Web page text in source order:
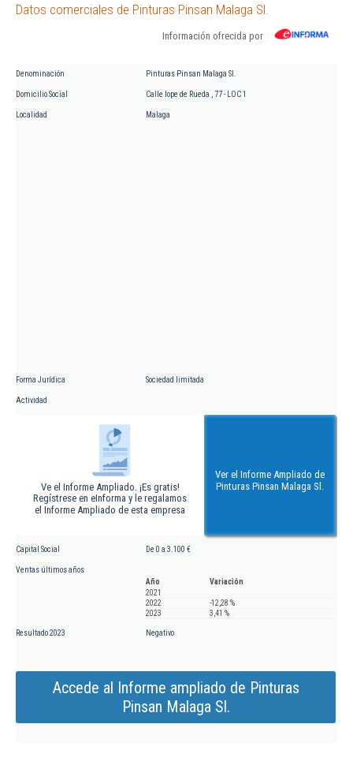
Datos comerciales de Pinturas Pinsan Malaga Sl.
Información ofrecida por
Denominación Pinturas Pinsan Malaga Sl.
Domicilio Social Calle lope de Rueda , 77 - LOC 1
Localidad Malaga
Forma Jurídica Sociedad limitada
Actividad
Ve el Informe Ampliado. ¡Es gratis!
Regístrese en eInforma y le regalamos
el Informe Ampliado de esta empresa
Ver el Informe Ampliado de
Pinturas Pinsan Malaga Sl.
Capital Social De 0 a 3.100 €
Ventas últimos años
Año
Variación
2021
2022
-12,28 %
2023
3,41 %
Resultado 2023 Negativo
Accede al Informe ampliado de Pinturas
Pinsan Malaga Sl.